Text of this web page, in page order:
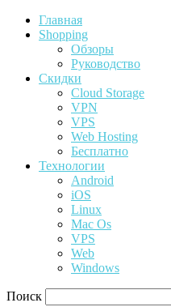
Главная
Shopping
Обзоры
Руководство
Скидки
Cloud Storage
VPN
VPS
Web Hosting
Бесплатно
Технологии
Android
iOS
Linux
Mac Os
VPS
Web
Windows
Поиск